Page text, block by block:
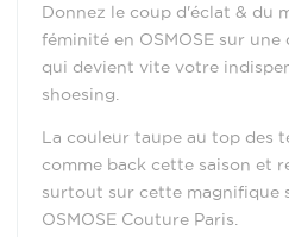
Donnez le coup d'éclat & du
féminité en OSMOSE sur
qui devient vite votre
shoesing.
La couleur taupe au top des
comme back cette saison et
surtout sur cette magnifique
OSMOSE Couture Paris.